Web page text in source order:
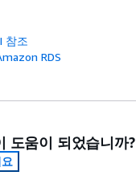
참조
RDS
도움이 되었습니까?